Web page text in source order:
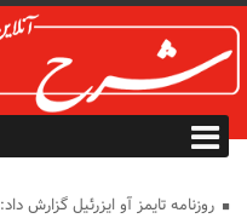
روزنامه تایمز آو ایزرئیل گزارش داد: